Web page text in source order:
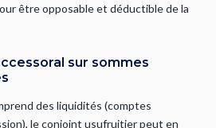
être opposable et déductible de la
sur sommes
des liquidités (comptes
le conjoint usufruitier peut en